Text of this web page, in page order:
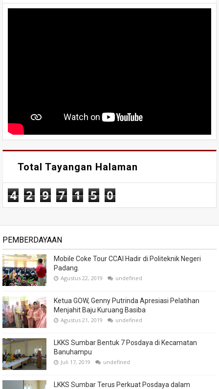
Total Tayangan Halaman
4 2 9 7 1 5 0
PEMBERDAYAAN
Mobile Coke Tour CCAI Hadir di Politeknik Negeri
Padang.
Agustus 22, 2019 undefined
Ketua GOW, Genny Putrinda Apresiasi Pelatihan
Menjahit Baju Kuruang Basiba
Agustus 21, 2019 undefined
LKKS Sumbar Bentuk 7 Posdaya di Kecamatan
Banuhampu
Juli 17, 2019 undefined
LKKS Sumbar Terus Perkuat Posdaya dalam